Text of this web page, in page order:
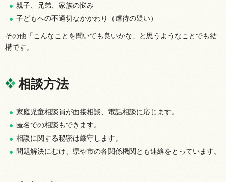
親子、兄弟、家族の悩み
子どもへの不適切なかかわり（虐待の疑い）
その他「こんなことを聞いても良いかな」と思うようなことでも結
構です。
相談方法
家庭児童相談員が面接相談、電話相談に応じます。
匿名での相談もできます。
相談に関する秘密は厳守します。
問題解決にむけ、県や市の各関係機関とも連絡をとっています。